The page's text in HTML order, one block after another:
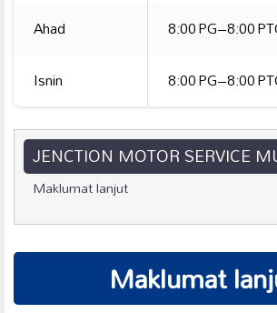
Ahad
8:00 PG–8:00
Isnin
8:00 PG–8:00
JENCTION MOTOR SERVICE
Maklumat lanjut
Maklumat